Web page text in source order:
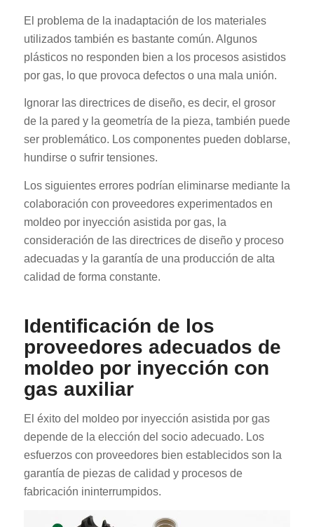
El problema de la inadaptación de los materiales
utilizados también es bastante común. Algunos
plásticos no responden bien a los procesos asistidos
por gas, lo que provoca defectos o una mala unión.
Ignorar las directrices de diseño, es decir, el grosor
de la pared y la geometría de la pieza, también puede
ser problemático. Los componentes pueden doblarse,
hundirse o sufrir tensiones.
Los siguientes errores podrían eliminarse mediante la
colaboración con proveedores experimentados en
moldeo por inyección asistida por gas, la
consideración de las directrices de diseño y proceso
adecuadas y la garantía de una producción de alta
calidad de forma constante.
Identificación de los
proveedores adecuados de
moldeo por inyección con
gas auxiliar
El éxito del moldeo por inyección asistida por gas
depende de la elección del socio adecuado. Los
esfuerzos con proveedores bien establecidos son la
garantía de piezas de calidad y procesos de
fabricación ininterrumpidos.